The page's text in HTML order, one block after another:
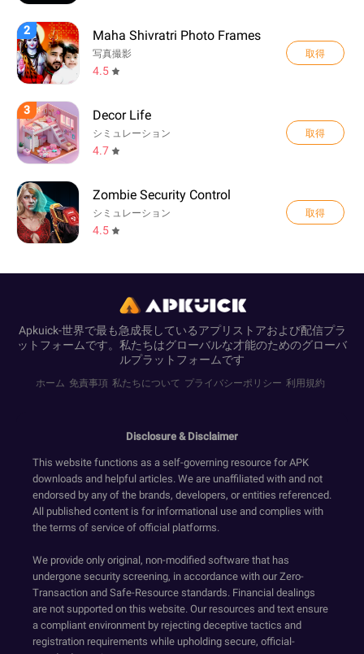
2 Maha Shivratri Photo Frames
写真撮影
4.5
取得
3 Decor Life
シミュレーション
4.7
取得
Zombie Security Control
シミュレーション
4.5
取得
Apkuick-世界で最も急成長しているアプリストアおよび配信プラ
ットフォームです。私たちはグローバルな才能のためのグローバ
ルプラットフォームです
ホーム 免責事項 私たちについて プライバシーポリシー 利用規約
Disclosure & Disclaimer
This website functions as a self-governing resource for APK
downloads and helpful articles. We are unaffiliated with and not
endorsed by any of the brands, developers, or entities referenced.
All published content is for informational use and complies with
the terms of service of official platforms.
We provide only original, non-modified software that has
undergone security screening, in accordance with our Zero-
Transaction and Safe-Resource standards. Financial dealings
are not supported on this website. Our resources and text ensure
a compliant environment by rejecting deceptive tactics and
registration requirements while upholding secure, official-